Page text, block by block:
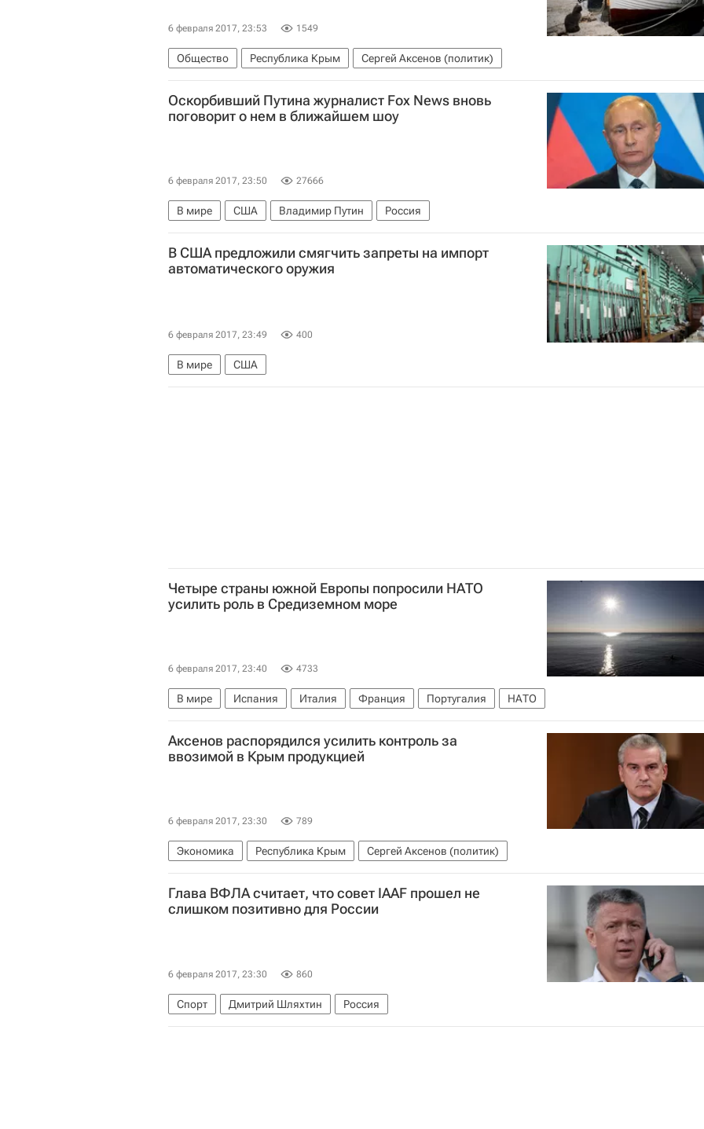
6 февраля 2017, 23:53 1549
Общество Республика Крым Сергей Аксенов (политик)
Оскорбивший Путина журналист Fox News вновь
поговорит о нем в ближайшем шоу
6 февраля 2017, 23:50 27666
В мире США Владимир Путин Россия
В США предложили смягчить запреты на импорт
автоматического оружия
6 февраля 2017, 23:49 400
В мире США
Четыре страны южной Европы попросили НАТО
усилить роль в Средиземном море
6 февраля 2017, 23:40 4733
В мире Испания Италия Франция Португалия НАТО
Аксенов распорядился усилить контроль за
ввозимой в Крым продукцией
6 февраля 2017, 23:30 789
Экономика Республика Крым Сергей Аксенов (политик)
Глава ВФЛА считает, что совет IAAF прошел не
слишком позитивно для России
6 февраля 2017, 23:30 860
Спорт Дмитрий Шляхтин Россия